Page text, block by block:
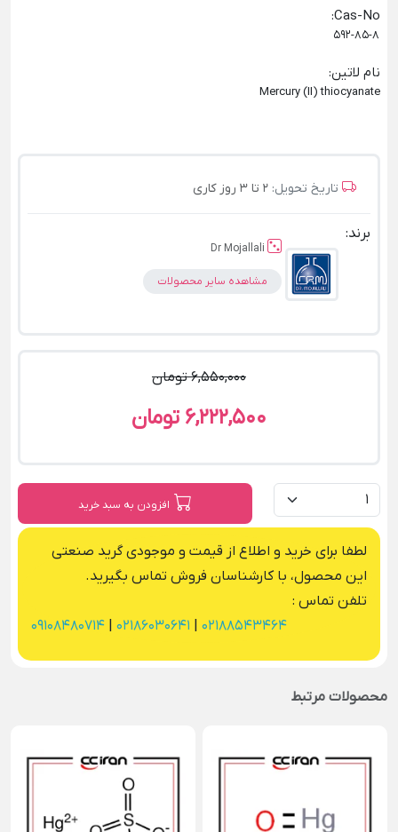
Cas-No
:
592-85-8
نام لاتین:
Mercury (II) thiocyanate
تاریخ تحویل: 2 تا 3 روز کاری
برند:
Dr Mojallali
مشاهده سایر محصولات
6,550,000 تومان
6,222,500 تومان
افزودن به سبد خرید
لطفا برای خرید و اطلاع از قیمت و موجودی گرید صنعتی
این محصول، با کارشناسان فروش تماس بگیرید.
تلفن تماس :
02188543464
02186030641
09108480714
محصولات مرتبط